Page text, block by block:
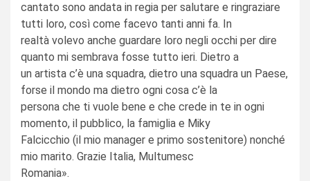
cantato sono andata in regia per salutare e ringraziare
tutti loro, così come facevo tanti anni fa. In
realtà volevo anche guardare loro negli occhi per dire
quanto mi sembrava fosse tutto ieri. Dietro a
un artista c’è una squadra, dietro una squadra un Paese,
forse il mondo ma dietro ogni cosa c’è la
persona che ti vuole bene e che crede in te in ogni
momento, il pubblico, la famiglia e Miky
Falcicchio (il mio manager e primo sostenitore) nonché
mio marito. Grazie Italia, Multumesc
Romania».